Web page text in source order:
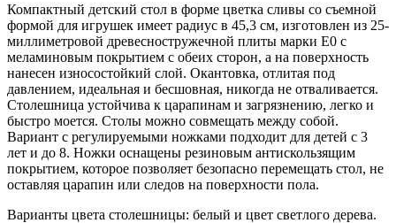
Компактный детский стол в форме цветка сливы со съемной
формой для игрушек имеет радиус в 45,3 см, изготовлен из 25-
миллиметровой древесностружечной плиты марки E0 с
меламиновым покрытием с обеих сторон, а на поверхность
нанесен износостойкий слой. Окантовка, отлитая под
давлением, идеальная и бесшовная, никогда не отваливается.
Столешница устойчива к царапинам и загрязнению, легко и
быстро моется. Столы можно совмещать между собой.
Вариант с регулируемыми ножками подходит для детей с 3
лет и до 8. Ножки оснащены резиновым антискользящим
покрытием, которое позволяет безопасно перемещать стол, не
оставляя царапин или следов на поверхности пола.
Варианты цвета столешницы: белый и цвет светлого дерева.